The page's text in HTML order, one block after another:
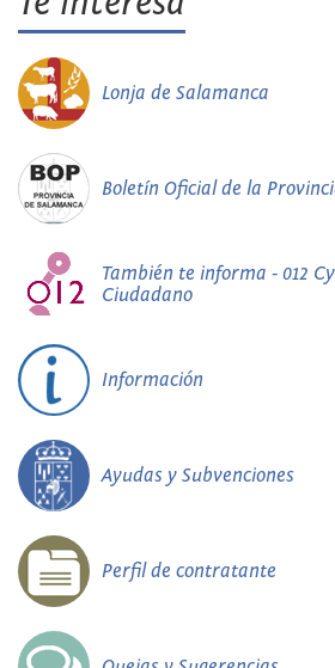
Lonja de Salamanca
Boletín Oficial de la
También te informa - 012
Ciudadano
Información
Ayudas y Subvenciones
Perfil de contratante